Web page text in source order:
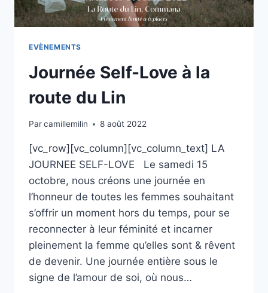
EVÈNEMENTS
Journée Self-Love à la
route du Lin
Parcamillemilin 8 août 2022
[vc_row][vc_column][vc_column_text] LA
JOURNEE SELF-LOVE Le samedi 15
octobre, nous créons une journée en
l’honneur de toutes les femmes souhaitant
s’offrir un moment hors du temps, pour se
reconnecter à leur féminité et incarner
pleinement la femme qu’elles sont & rêvent
de devenir. Une journée entière sous le
signe de l’amour de soi, où nous…